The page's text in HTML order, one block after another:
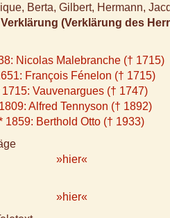
Berta, Gilbert, Hermann,
(Verklärung des
Nicolas Malebranche († 1715)
François Fénelon († 1715)
1715: Vauvenargues († 1747)
Alfred Tennyson († 1892)
1859: Berthold Otto († 1933)
»hier«
»hier«